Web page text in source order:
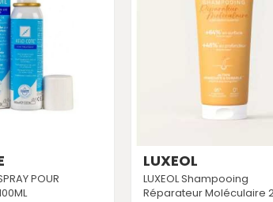
POUR
LUXEOL
LUXEOL Shampooing
Réparateur Moléculaire